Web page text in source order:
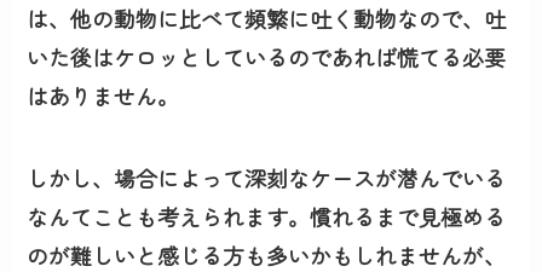
は、他の動物に比べて頻繁に吐く動物なので、 吐
いた後はケロッとしているのであれば慌てる必要
はありません。
しかし、場合によって深刻なケースが潜んでいる
なんてことも考えられます。慣れるまで見極める
のが難しいと感じる方も多いかもしれませんが、